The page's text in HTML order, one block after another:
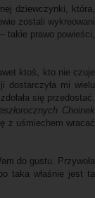
dziewczynki, która,
zostali wykreowani
takie prawo powieści,
ktoś, kto nie czuje
dostarczyła mi wielu
się przedostać.
Choinek
z uśmiechem wracać
do gustu. Przywoła
taka właśnie jest ta